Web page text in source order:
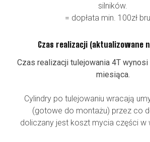
silników.
= dopłata min. 100zł
Czas realizacji (aktualizowane
Czas realizacji tulejowania 4T
miesiąca.
Cylindry po tulejowaniu wracają
(gotowe do montażu) przez co
doliczany jest koszt mycia części w